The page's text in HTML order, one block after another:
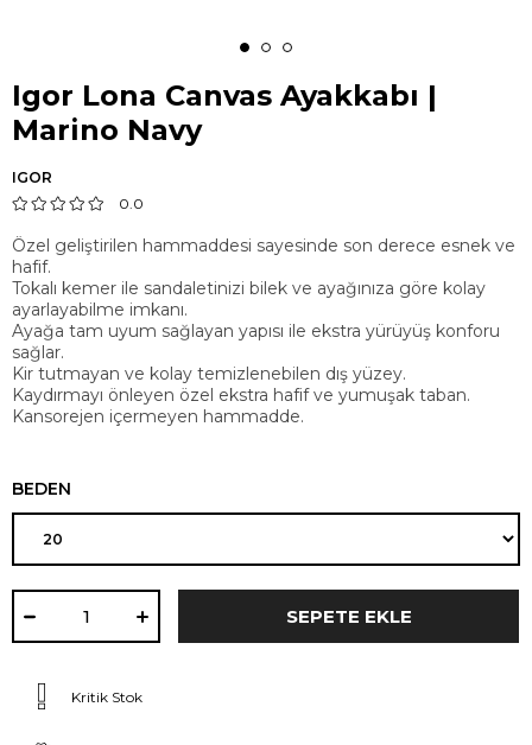
Igor Lona Canvas Ayakkabı |
Marino Navy
IGOR
0.0
Özel geliştirilen hammaddesi sayesinde son derece esnek ve
hafif.
Tokalı kemer ile sandaletinizi bilek ve ayağınıza göre kolay
ayarlayabilme imkanı.
Ayağa tam uyum sağlayan yapısı ile ekstra yürüyüş konforu
sağlar.
Kir tutmayan ve kolay temizlenebilen dış yüzey.
Kaydırmayı önleyen özel ekstra hafif ve yumuşak taban.
Kansorejen içermeyen hammadde.
BEDEN
Kritik Stok